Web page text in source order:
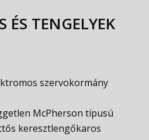
ÉS TENGELYEK
szervokormány
McPherson típusú
keresztlengőkaros